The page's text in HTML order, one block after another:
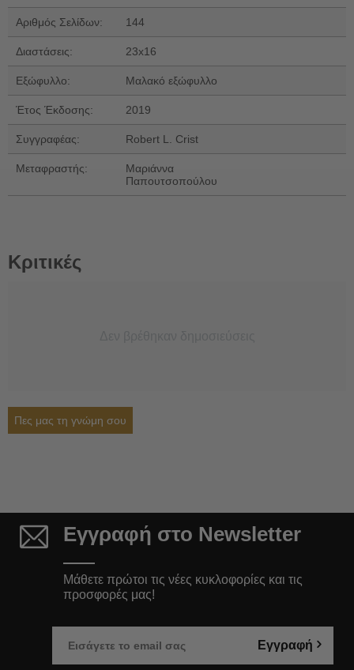
Αριθμός Σελίδων: 144
Διαστάσεις: 23x16
Εξώφυλλο: Μαλακό εξώφυλλο
Έτος Έκδοσης: 2019
Συγγραφέας: Robert L. Crist
Μεταφραστής:
Μαριάννα
Παπουτσοπούλου
Κριτικές
Πες μας τη γνώμη σου
Εγγραφή στο Newsletter
Μάθετε πρώτοι τις νέες κυκλοφορίες και τις
προσφορές μας!
Εγγραφή